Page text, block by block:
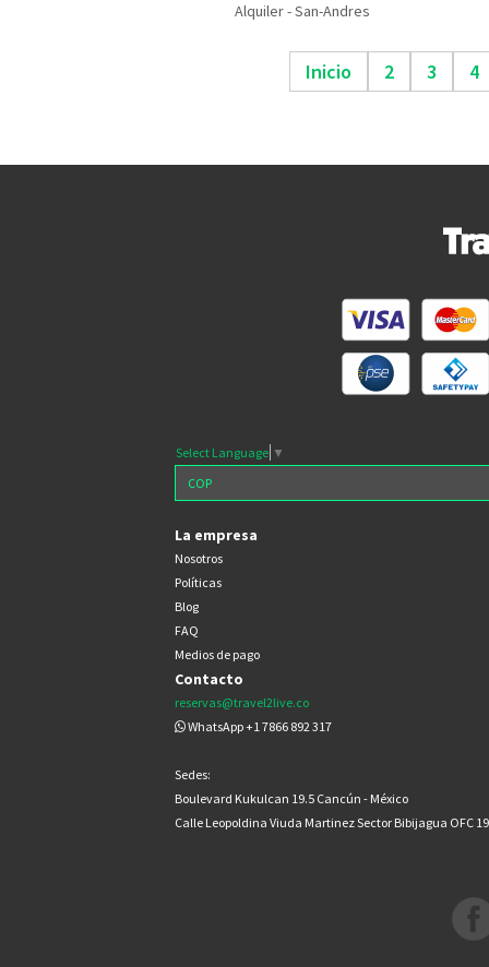
Alquiler - San-Andres
Inicio 2 3 4
Select Language ▼
La empresa
Nosotros
Políticas
Blog
FAQ
Medios de pago
Contacto
reservas@travel2live.co
WhatsApp +1 7866 892 317
Sedes:
Boulevard Kukulcan 19.5 Cancún - México
Calle Leopoldina Viuda Martinez Sector Bibijagua OFC